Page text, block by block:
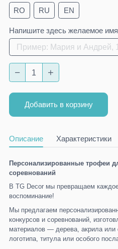
RO
RU EN
Напишите здесь желаемое имя
Добавить в корзину
Описание Характеристики
Персонализированные трофеи
соревнований
В TG Decor мы превращаем
воспоминание!
Мы предлагаем
конкурсов и соревнований,
материалов — дерева, акрила или
логотипа, титула или особого